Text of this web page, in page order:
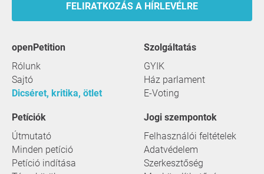
FELIRATKOZÁS A HÍRLEVÉLRE
openPetition
Rólunk
Sajtó
Dicséret, kritika, ötlet
szolgáltatás
GYIK
Ház parlament
E-Voting
Petíciók
Útmutató
Minden petíció
Petíció indítása
Jogi szempontok
Felhasználói feltételek
Adatvédelem
Szerkesztőség